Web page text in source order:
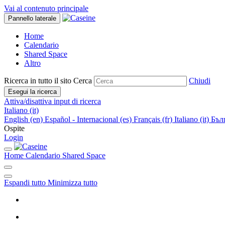
Vai al contenuto principale
Pannello laterale
Home
Calendario
Shared Space
Altro
Ricerca in tutto il sito Cerca Chiudi
Esegui la ricerca
Attiva/disattiva input di ricerca
Italiano ‎(it)‎
English ‎(en)‎ Español - Internacional ‎(es)‎ Français ‎(fr)‎ Italiano ‎(it)‎
Ospite
Login
Home Calendario Shared Space
Espandi tutto Minimizza tutto